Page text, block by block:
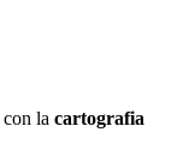
con la cartografia